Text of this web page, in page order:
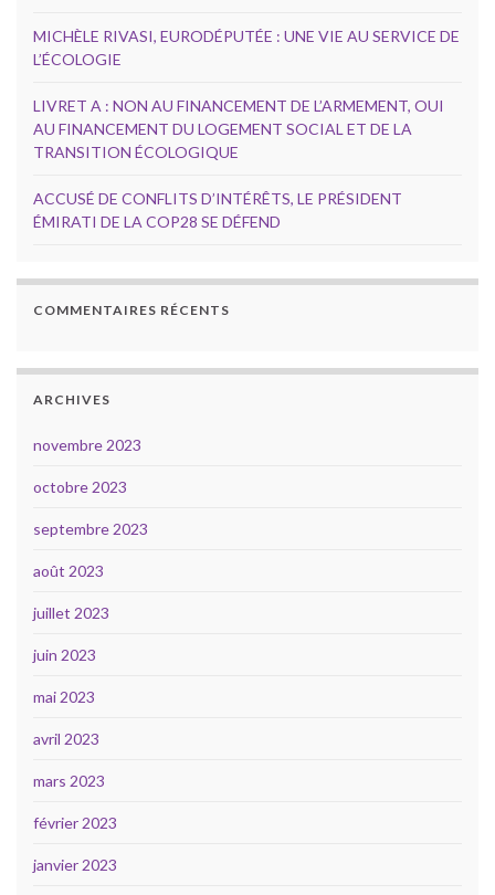
MICHÈLE RIVASI, EURODÉPUTÉE : UNE VIE AU SERVICE DE
L’ÉCOLOGIE
LIVRET A : NON AU FINANCEMENT DE L’ARMEMENT, OUI
AU FINANCEMENT DU LOGEMENT SOCIAL ET DE LA
TRANSITION ÉCOLOGIQUE
ACCUSÉ DE CONFLITS D’INTÉRÊTS, LE PRÉSIDENT
ÉMIRATI DE LA COP28 SE DÉFEND
COMMENTAIRES RÉCENTS
ARCHIVES
novembre 2023
octobre 2023
septembre 2023
août 2023
juillet 2023
juin 2023
mai 2023
avril 2023
mars 2023
février 2023
janvier 2023